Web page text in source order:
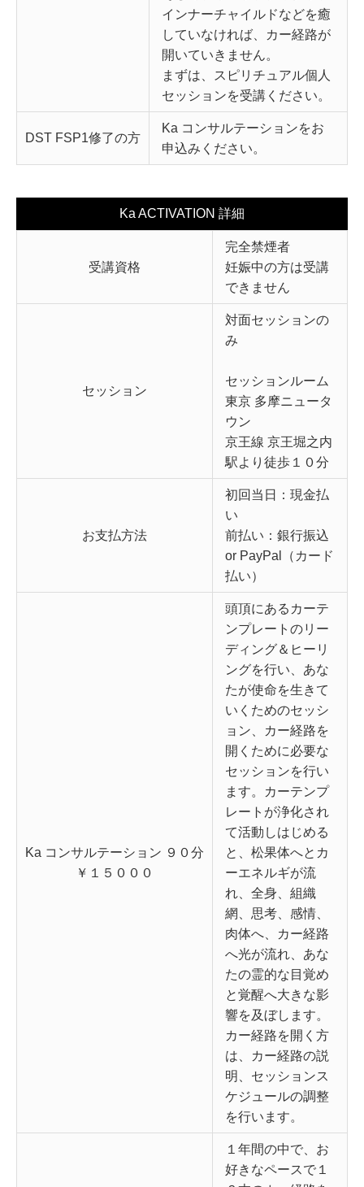
インナーチャイルドなどを癒
していなければ、カー経路が
開いていきません。
まずは、スピリチュアル個人
セッションを受講ください。
DST FSP1修了の方
Ka コンサルテーションをお
申込みください。
Ka ACTIVATION 詳細
受講資格
完全禁煙者
妊娠中の方は受講
できません
セッション
対面セッションの
み
セッションルーム
東京 多摩ニュータ
ウン
京王線 京王堀之内
駅より徒歩１０分
お支払方法
初回当日：現金払
い
前払い：銀行振込
or PayPal（カード
払い）
Ka コンサルテーション ９０分
￥１５０００
頭頂にあるカーテ
ンプレートのリー
ディング＆ヒーリ
ングを行い、あな
たが使命を生きて
いくためのセッシ
ョン、カー経路を
開くために必要な
セッションを行い
ます。カーテンプ
レートが浄化され
て活動しはじめる
と、松果体へとカ
ーエネルギが流
れ、全身、組織
網、思考、感情、
肉体へ、カー経路
へ光が流れ、あな
たの霊的な目覚め
と覚醒へ大きな影
響を及ぼします。
カー経路を開く方
は、カー経路の説
明、セッションス
ケジュールの調整
を行います。
１年間の中で、お
好きなペースで１